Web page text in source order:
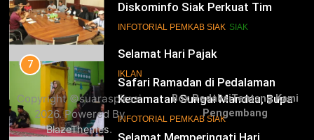
16
Selamat Hari Pajak
IKLAN
17
Diskominfo Siak Perkuat Tim
Tanggap Insiden Siber Mendukung
INFOTORIAL PEMKAB SIAK SIAK
7
Safari Ramadan di Pedalaman
Kecamatan Sungai Mandau, Bupati
Siak Jemput Aspirasi Warga
INFOTORIAL PEMKAB SIAK
Copyright ©suaraspirasi
2026. Powered By
BlazeThemes.
Box RedaksiTentang Kami
Pengembang